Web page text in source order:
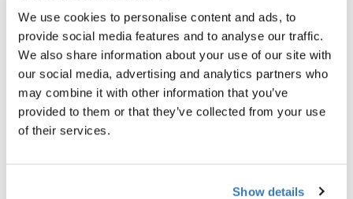
We use cookies to personalise content and ads, to
provide social media features and to analyse our traffic.
We also share information about your use of our site with
our social media, advertising and analytics partners who
may combine it with other information that you’ve
provided to them or that they’ve collected from your use
of their services.
Show details
Thule smartphone bike mount
nosač pametnog telefona za bicikl
crne boje
Thule quick release bracket
nosač za brzo otpuštanje